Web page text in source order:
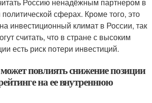
сферах. Кроме того, это
инвестиционный климат в России, так
считать, что в стране с высоким
есть риск потери инвестиций.
повлиять снижение позиции
на ее внутреннюю